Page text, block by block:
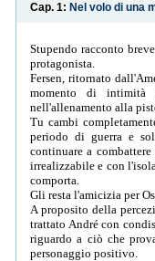
Cap. 1: Nel volo di una
Stupendo racconto
protagonista.
Fersen, ritornato
momento di intimità
nell'allenamento alla
Tu cambi
periodo di guerra e
continuare a
irrealizzabile e con
comporta.
Gli resta l'amicizia per
A proposito della
trattato André con
riguardo a ciò che
personaggio positivo.